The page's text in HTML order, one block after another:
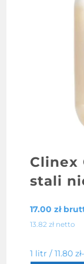
Clinex
stali
17.00zł
13.82zł netto
1 litr / 11.80zł